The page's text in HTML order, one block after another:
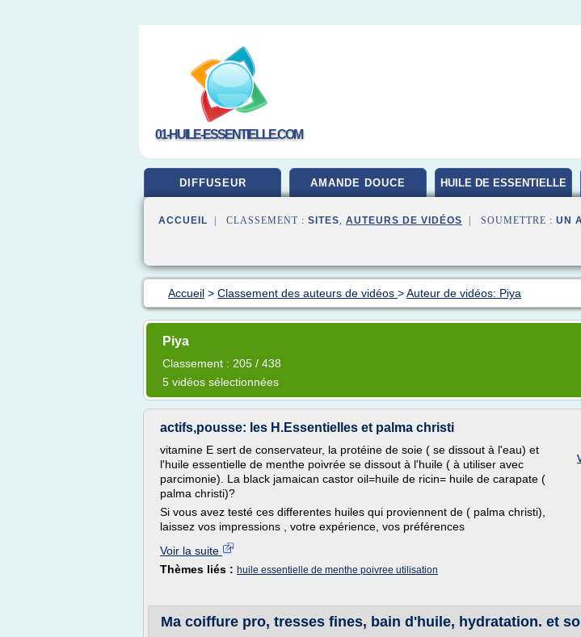
01-HUILE-ESSENTIELLE.COM
DIFFUSEUR AMANDE DOUCE HUILE DE ESSENTIELLE
ACCUEIL | CLASSEMENT : SITES, AUTEURS DE VIDÉOS | SOUMETTRE : UN
Accueil > Classement des auteurs de vidéos >Auteur de vidéos: Piya
Piya
Classement : 205 / 438
5 vidéos sélectionnées
actifs,pousse: les H.Essentielles et palma christi
vitamine E sert de conservateur, la protéine de soie ( se dissout à l'eau) et
l'huile essentielle de menthe poivrée se dissout à l'huile ( à utiliser avec
parcimonie). La black jamaican castor oil=huile de ricin= huile de carapate (
palma christi)?
Si vous avez testé ces differentes huiles qui proviennent de ( palma christi),
laissez vos impressions , votre expérience, vos préférences
Voir la suite
Thèmes liés : huile essentielle de menthe poivree utilisation
Ma coiffure pro, tresses fines, bain d'huile, hydratation. et